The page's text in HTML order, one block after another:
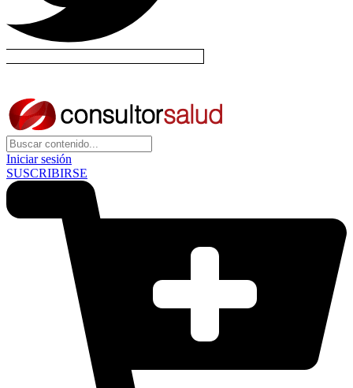
Iniciar sesión
SUSCRIBIRSE